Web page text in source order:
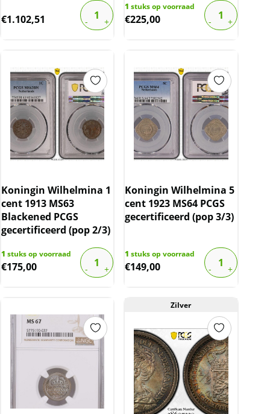
€1.102,51
1 stuks op voorraad
€225,00
Koningin Wilhelmina 1
cent 1913 MS63
Blackened PCGS
gecertificeerd (pop 2/3)
1 stuks op voorraad
€175,00
Koningin Wilhelmina 5
cent 1923 MS64 PCGS
gecertificeerd (pop 3/3)
1 stuks op voorraad
€149,00
Zilver